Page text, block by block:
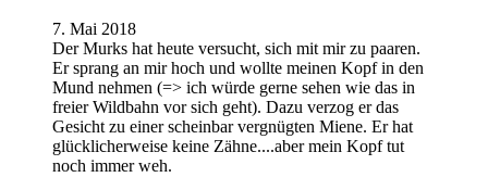
7. Mai 2018
Der Murks hat heute versucht, sich mit mir zu paaren.
Er sprang an mir hoch und wollte meinen Kopf in den
Mund nehmen (=> ich würde gerne sehen wie das in
freier Wildbahn vor sich geht). Dazu verzog er das
Gesicht zu einer scheinbar vergnügten Miene. Er hat
glücklicherweise keine Zähne....aber mein Kopf tut
noch immer weh.